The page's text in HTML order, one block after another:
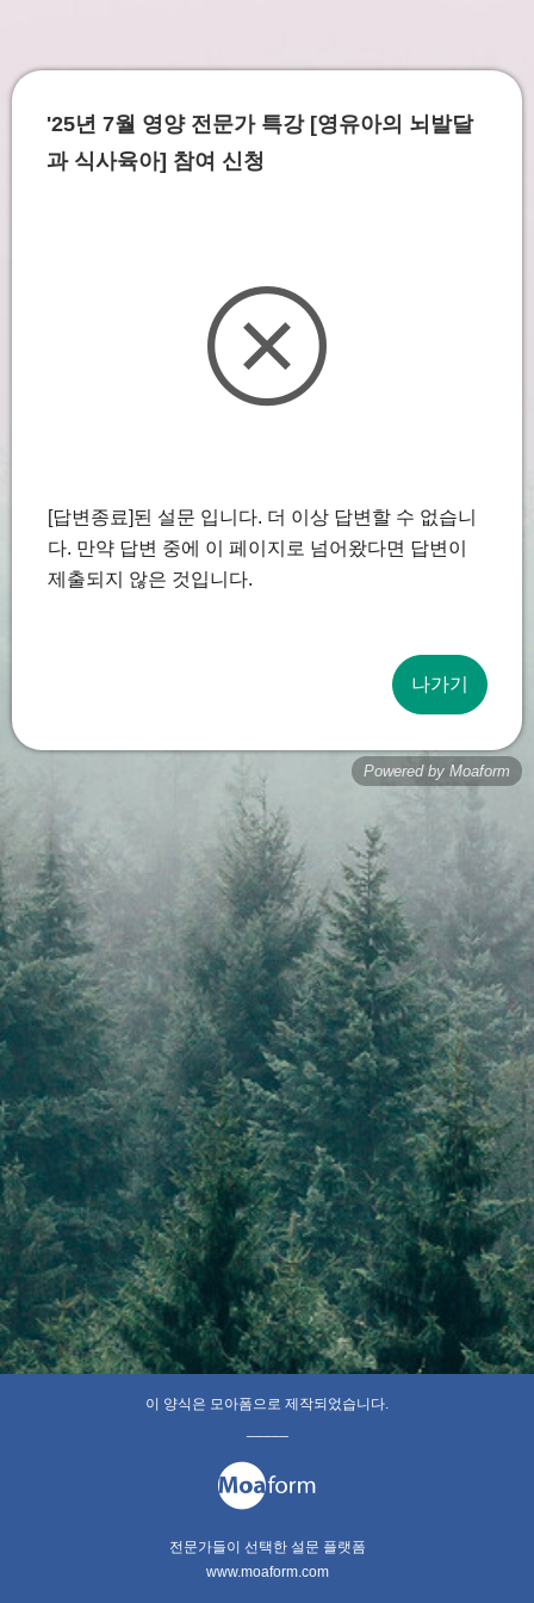
'25년 7월 영양 전문가 특강 [영유아의 뇌발달
과 식사육아] 참여 신청
[답변종료]된 설문 입니다. 더 이상 답변할 수 없습니
다. 만약 답변 중에 이 페이지로 넘어왔다면 답변이
제출되지 않은 것입니다.
나가기
Powered by Moaform
이 양식은 모아폼으로 제작되었습니다.
전문가들이 선택한 설문 플랫폼
www.moaform.com